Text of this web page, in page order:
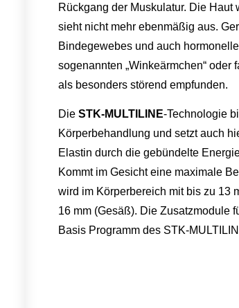
Rückgang der Muskulatur. Die Haut
sieht nicht mehr ebenmäßig aus.
Bindegewebes und auch
sogenannten „Winkeärmchen“
als besonders störend empfunden.
Die STK-MULTILINE-Technologie
Körperbehandlung und setzt auch
Elastin durch die gebündelte
Kommt im Gesicht eine maximale
wird im Körperbereich mit bis zu 13
16 mm (Gesäß). Die Zusatzmodule
Basis Programm des STK-